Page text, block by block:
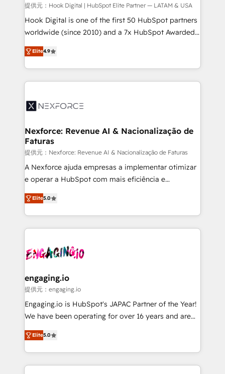
Your team learns while we build. We fix what others
broke. Built for mid-market reality—practical
solutions that work with your actual headcount and
HubSpot partners 🔄 Top 5% globally in client
retention 📅 8+ years of consistent results since 2017
move beyond spreadsheets into unified systems
提供元：Hook Digital | HubSpot Elite Partner — LATAM & USA
Hook Digital is one of the first 50 HubSpot partners
worldwide (since 2010) and a 7x HubSpot Awarded
Elite Partner. With 500+ projects across the U.S.,
Brazil, and LATAM, we combine global expertise with
regional experience. Today, we are Brazil’s largest
HubSpot Elite Partner—trusted by companies across
Implementation & Migration Onboarding across all
Station, Freshdesk, Intercom, and more. Custom
objects, automations, and integrations built for
growth. 🚀 AI-Driven GTM Orchestration Unify
HubSpot with LinkedIn, WhatsApp, email, paid
media, and AI voice to drive pipeline. 🤖 AI Custom
prospecting, follow-ups, service triage, and
knowledge retrieval—built in HubSpot. ⚡ Fast-Track
advanced optimization & adoption 📍 São Paulo, BR
• Des Moines, IA • New York, NY
Elite4.9
Nexforce: Revenue AI & Nacionalização de
Faturas
提供元：Nexforce: Revenue AI & Nacionalização de Faturas
A Nexforce ajuda empresas a implementar otimizar
e operar a HubSpot com mais eficiência e
previsibilidade de receita. Combinamos Revenue
Operations (RevOps) e Inteligência Artificial para
estruturar processos integrar sistemas organizar
dados e automatizar operações. O objetivo é
operacional de receita conectando equipes
Também somos distribuidores oficiais da HubSpot
e de mais de 150 softwares globais permitindo
contratar e pagar a HubSpot em reais com nota
fiscal no Brasil e gerar economia de até 50% na
Oferecemos ainda agentes de IA especializados em
HubSpot que automatizam tarefas executam rotinas
Elite5.0
engaging.io
提供元：engaging.io
Engaging.io is HubSpot's JAPAC Partner of the Year!
We have been operating for over 16 years and are
one of HubSpot's most experienced and technically
capable Agency Partners globally. We specialise in
complex CRM migrations, implementations,
integrations, custom CMS portal development,
Elite5.0